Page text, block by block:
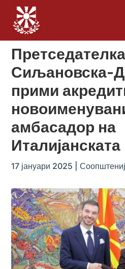
Сиљановска-
прими
амбасадор на
17 јануари 2025 |